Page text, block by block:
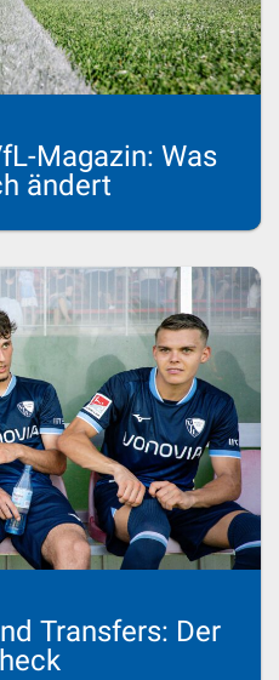
Magazin: Was
ändert
Transfers: Der